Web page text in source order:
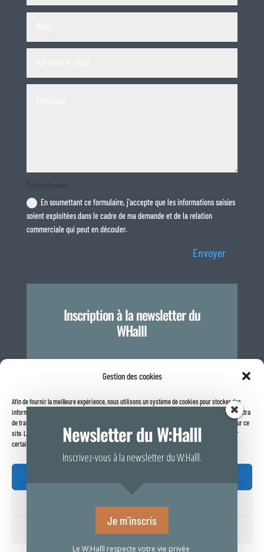
Gestion des cookies
Afin de fournir la meilleure expérience, nous utilisons un système de cookies pour stocker des
informations sur votre navigateur internet. Le fait de consentir à ces technologies nous permettra
de traiter des données telles que le comportement de navigation ou les identifiants uniques sur ce
site. Le fait de ne pas consentir ou de retirer son consentement peut avoir un effet négatif sur
certaines caractéristiques et fonctions.
Consentement
En soumettant ce formulaire, j'accepte que les informations saisies
soient exploitées dans le cadre de ma demande et de la relation
commerciale qui peut en découler.
Envoyer
Inscription à la newsletter du
WHalll
Je m'inscris
Rapport de transparence 2025
Newsletter du W:Halll
Inscrivez-vous à la newsletter du W:Halll.
Je m'inscris
Le W:Halll respecte votre vie privée.